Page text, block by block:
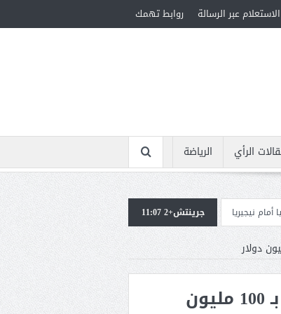
عبر الرسالة روابط تهمك
الرأي
الرياضة
استقبال جماهيرى حاشد لمحمد صلاح لدى وصوله إلى تركيا لإتمام انتقاله
جرينتش+2 11:07
كيم كارداشيان تواجه دعوى قضائية بـ 100 مليون